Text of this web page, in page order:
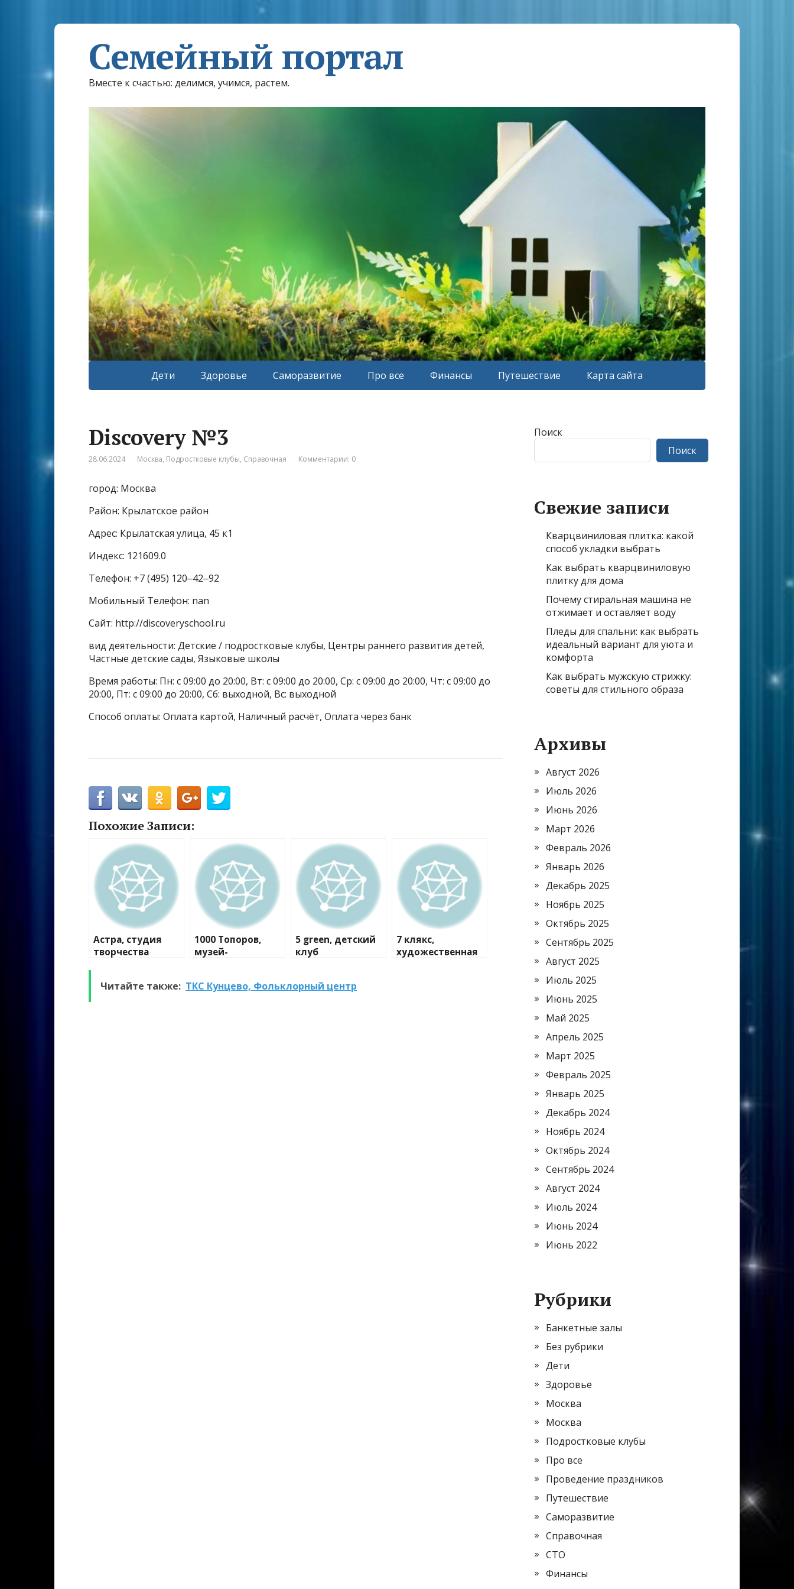
Семейный портал
Вместе к счастью: делимся, учимся, растем.
Дети Здоровье Саморазвитие Про все Финансы Путешествие Карта сайта
Discovery №3
28.06.2024 Москва, Подростковые клубы, Справочная Комментарии: 0
город: Москва
Район: Крылатское район
Адрес: Крылатская улица, 45 к1
Индекс: 121609.0
Телефон: +7 (495) 120‒42‒92
Мобильный Телефон: nan
Сайт: http://discoveryschool.ru
вид деятельности: Детские / подростковые клубы, Центры раннего развития детей,
Частные детские сады, Языковые школы
Время работы: Пн: с 09:00 до 20:00, Вт: с 09:00 до 20:00, Ср: с 09:00 до 20:00, Чт: с 09:00 до
20:00, Пт: с 09:00 до 20:00, Сб: выходной, Вс: выходной
Способ оплаты: Оплата картой, Наличный расчёт, Оплата через банк
Похожие Записи:
Астра, студия
творчества
1000 Топоров,
музей-
5 green, детский
клуб
7 клякс,
художественная
Читайте также: ТКС Кунцево, Фольклорный центр
Поиск
Поиск
Свежие записи
Кварцвиниловая плитка: какой
способ укладки выбрать
Как выбрать кварцвиниловую
плитку для дома
Почему стиральная машина не
отжимает и оставляет воду
Пледы для спальни: как выбрать
идеальный вариант для уюта и
комфорта
Как выбрать мужскую стрижку:
советы для стильного образа
Архивы
Август 2026
Июль 2026
Июнь 2026
Март 2026
Февраль 2026
Январь 2026
Декабрь 2025
Ноябрь 2025
Октябрь 2025
Сентябрь 2025
Август 2025
Июль 2025
Июнь 2025
Май 2025
Апрель 2025
Март 2025
Февраль 2025
Январь 2025
Декабрь 2024
Ноябрь 2024
Октябрь 2024
Сентябрь 2024
Август 2024
Июль 2024
Июнь 2024
Июнь 2022
Рубрики
Банкетные залы
Без рубрики
Дети
Здоровье
Москва
Москва
Подростковые клубы
Про все
Проведение праздников
Путешествие
Саморазвитие
Справочная
СТО
Финансы